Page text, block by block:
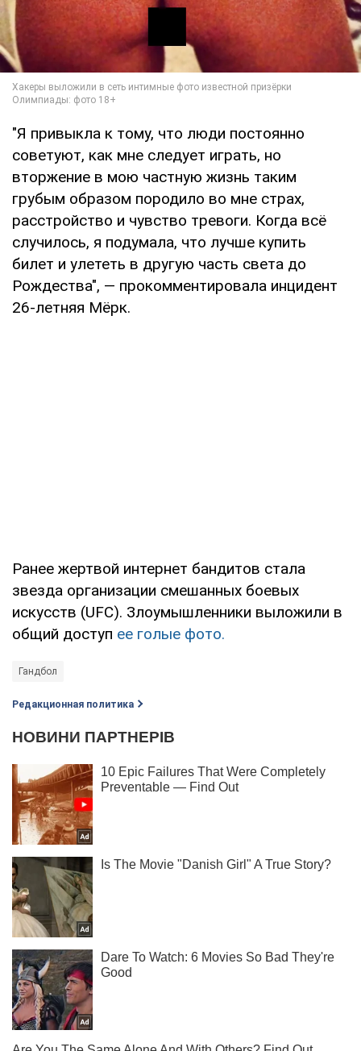
"Я привыкла к тому, что люди постоянно
советуют, как мне следует играть, но
вторжение в мою частную жизнь таким
грубым образом породило во мне страх,
расстройство и чувство тревоги. Когда всё
случилось, я подумала, что лучше купить
билет и улететь в другую часть света до
Рождества", — прокомментировала инцидент
26-летняя Мёрк.
Ранее жертвой интернет бандитов стала
звезда организации смешанных боевых
искусств (UFC). Злоумышленники выложили в
общий доступ ее голые фото.
Гандбол
Редакционная политика